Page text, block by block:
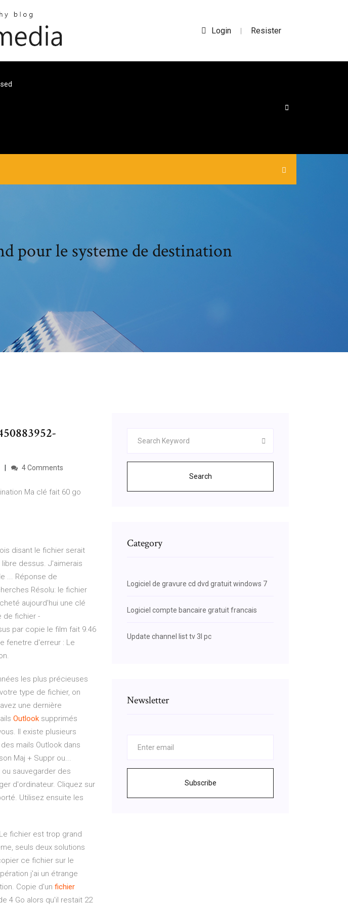
Login | Resister
pour le systeme de destination
4 Comments
Ma clé fait 60 go
disant le fichier serait
dessus. J'aimerais
... Réponse de
Résolu: le fichier
aujourd'hui une clé
de fichier -
par copie le film fait 9.46
fenetre d'erreur : Le
les plus précieuses
type de fichier, on
une dernière
Outlook supprimés
Il existe plusieurs
mails Outlook dans
Maj + Suppr ou...
sauvegarder des
d'ordinateur. Cliquez sur
Utilisez ensuite les
fichier est trop grand
seuls deux solutions
ce fichier sur le
j'ai un étrange
Copie d'un fichier
4 Go alors qu'il restait 22
Search
Category
Logiciel de gravure cd dvd gratuit windows 7
Logiciel compte bancaire gratuit francais
Update channel list tv 3l pc
Newsletter
Subscribe